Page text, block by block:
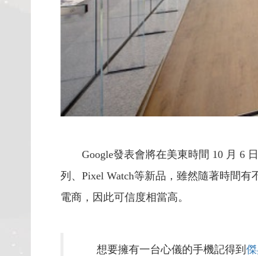
Google發表會將在美東時間 10 月 6
列、Pixel Watch等新品，雖然隨著時間
電商，因此可信度相當高。
想要擁有一台心儀的手機記得到